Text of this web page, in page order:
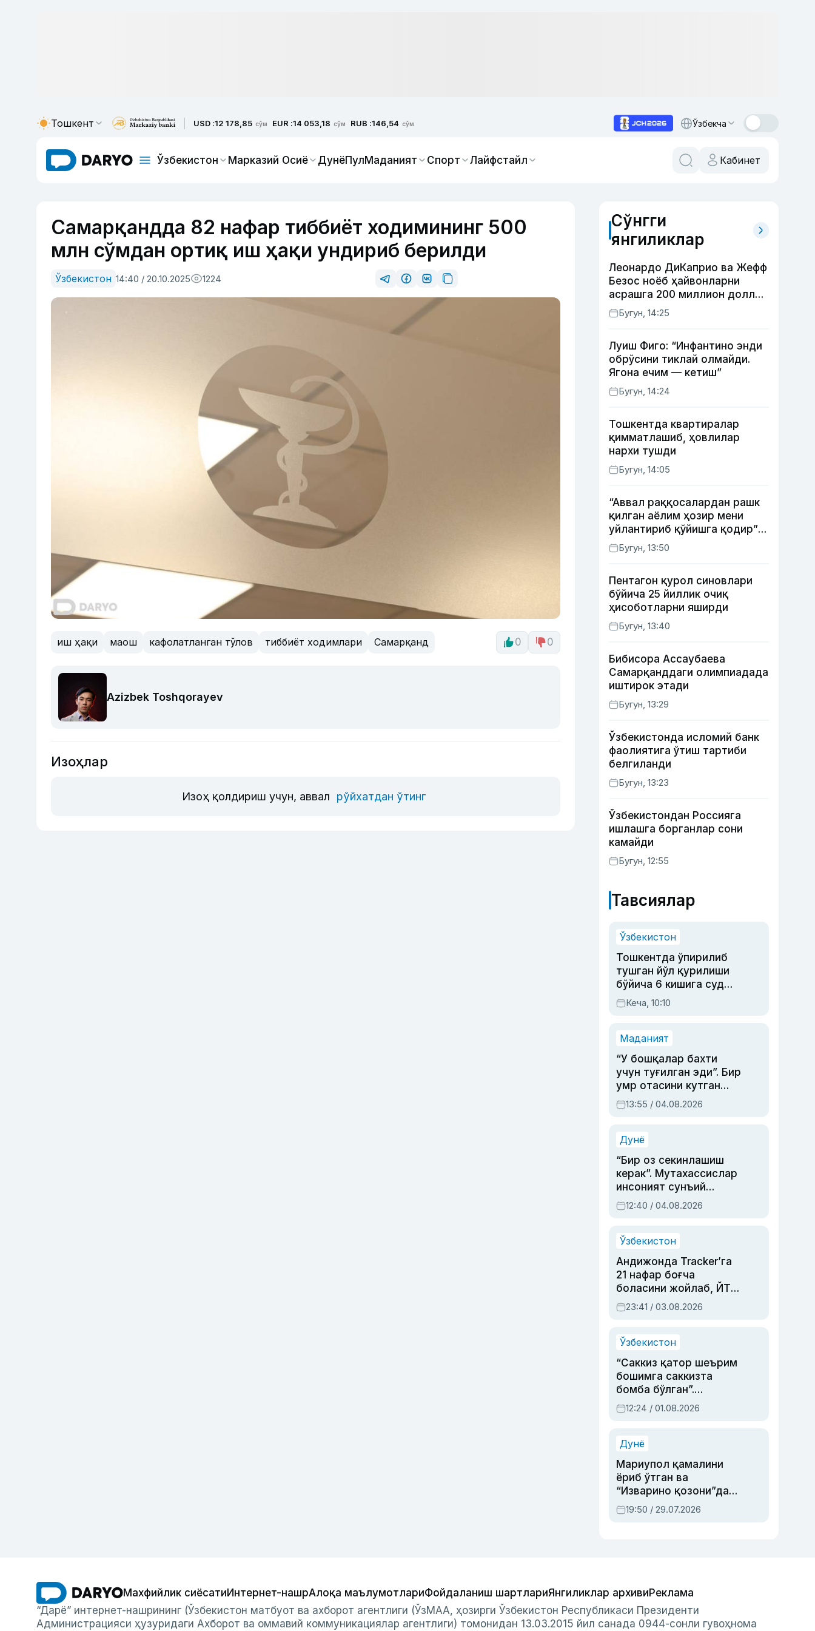
Тошкент USD :12 178,85 сўм EUR :14 053,18 сўм RUB :146,54 сўм Ўзбекча
Ўзбекистон Марказий Осиё ДунёПулМаданият Спорт Лайфстайл Кабинет
Самарқандда 82 нафар тиббиёт ходимининг 500
млн сўмдан ортиқ иш ҳақи ундириб берилди
Ўзбекистон 14:40 / 20.10.2025 1224
иш ҳақи маош кафолатланган тўлов тиббиёт ходимлари Самарқанд 0 0
Azizbek Toshqorayev
Изоҳлар
Изоҳ қолдириш учун, аввал рўйхатдан ўтинг
Сўнгги
янгиликлар
Леонардо ДиКаприо ва Жефф
Безос ноёб ҳайвонларни
асрашга 200 миллион доллар
ажратди
Бугун, 14:25
Луиш Фиго: “Инфантино энди
обрўсини тиклай олмайди.
Ягона ечим — кетиш”
Бугун, 14:24
Тошкентда квартиралар
қимматлашиб, ҳовлилар
нархи тушди
Бугун, 14:05
“Аввал раққосалардан рашк
қилган аёлим ҳозир мени
уйлантириб қўйишга қодир”
— Анвар Собиров давлат
ишидаги фаолияти ва ўғил
гапирди
Бугун, 13:50
Пентагон қурол синовлари
бўйича 25 йиллик очиқ
ҳисоботларни яширди
Бугун, 13:40
Бибисора Ассаубаева
Самарқанддаги олимпиадада
иштирок этади
Бугун, 13:29
Ўзбекистонда исломий банк
фаолиятига ўтиш тартиби
белгиланди
Бугун, 13:23
Ўзбекистондан Россияга
ишлашга борганлар сони
камайди
Бугун, 12:55
Тавсиялар
Ўзбекистон
Тошкентда ўпирилиб
тушган йўл қурилиши
бўйича 6 кишига суд
ҳукми ўқилди
Кеча, 10:10
Маданият
“У бошқалар бахти
учун туғилган эди”. Бир
умр отасини кутган
актриса ва дубльяж
устаси Римма
синовларга тўла ҳаёти
13:55 / 04.08.2026
Дунё
“Бир оз секинлашиш
керак”. Мутахассислар
инсоният сунъий
интеллектни бошқара
олмай қолишидан
12:40 / 04.08.2026
Ўзбекистон
Андижонда Tracker’га
21 нафар боғча
боласини жойлаб, ЙТҲ
содир этган аёлга суд
ҳукми ўқилди
23:41 / 03.08.2026
Ўзбекистон
“Саккиз қатор шеърим
бошимга саккизта
бомба бўлган”.
Абдулла Ориповни
сиёсий айбловлардан
12:24 / 01.08.2026
Дунё
Мариупол қамалини
ёриб ўтган ва
“Изварино қозони”дан
чиққан қаҳрамон —
Украина армияси бош
19:50 / 29.07.2026
Махфийлик сиёсатиИнтернет-нашрАлоқа маълумотлариФойдаланиш шартлариЯнгиликлар архивиРеклама
“Дарё” интернет-нашрининг (Ўзбекистон матбуот ва ахборот агентлиги (ЎзМАА, ҳозирги Ўзбекистон Республикаси Президенти
Администрацияси ҳузуридаги Ахборот ва оммавий коммуникациялар агентлиги) томонидан 13.03.2015 йил санада 0944-сонли гувоҳнома